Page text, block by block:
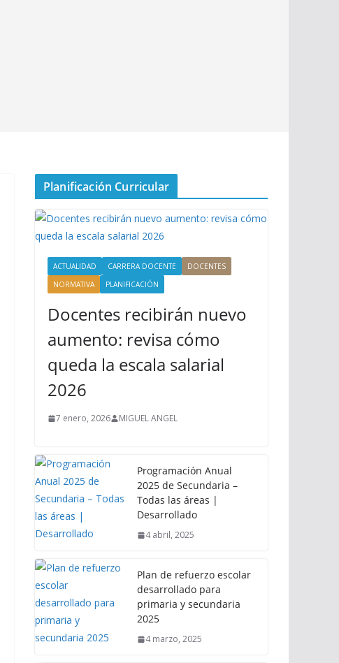
Planificación Curricular
ACTUALIDAD CARRERA DOCENTE
DOCENTES
NORMATIVA
PLANIFICACIÓN
Docentes recibirán nuevo
aumento: revisa cómo
queda la escala salarial
2026
7 enero, 2026 MIGUEL ANGEL
Programación Anual
2025 de Secundaria –
Todas las áreas |
Desarrollado
4 abril, 2025
Plan de refuerzo escolar
desarrollado para
primaria y secundaria
2025
4 marzo, 2025